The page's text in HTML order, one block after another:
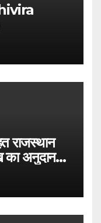
राजस्थान
का अनुदान